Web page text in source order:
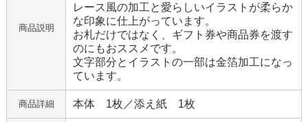
商品説明
レース風の加工と愛らしいイラストが柔らか
な印象に仕上がっています。
お札だけではなく、ギフト券や商品券を渡す
のにもおススメです。
文字部分とイラストの一部は金箔加工になっ
ています。
商品詳細 本体 1枚／添え紙 1枚